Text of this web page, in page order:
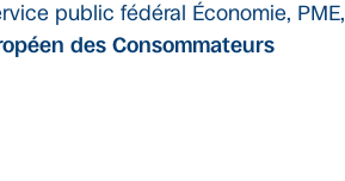
public fédéral Économie, PME,
des Consommateurs